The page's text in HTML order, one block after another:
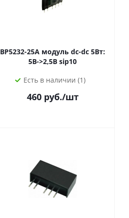
BP5232-25A модуль dc-dc 5Вт:
5В->2,5В sip10
Есть в наличии (1)
460руб./шт